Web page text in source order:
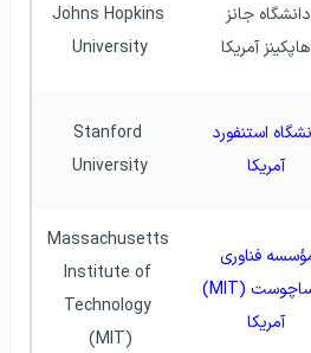
هاپکینز آمریکا
Johns Hopkins
University
آمریکا
Stanford
University
آمریکا
Massachusetts
Institute of
Technology
(MIT)